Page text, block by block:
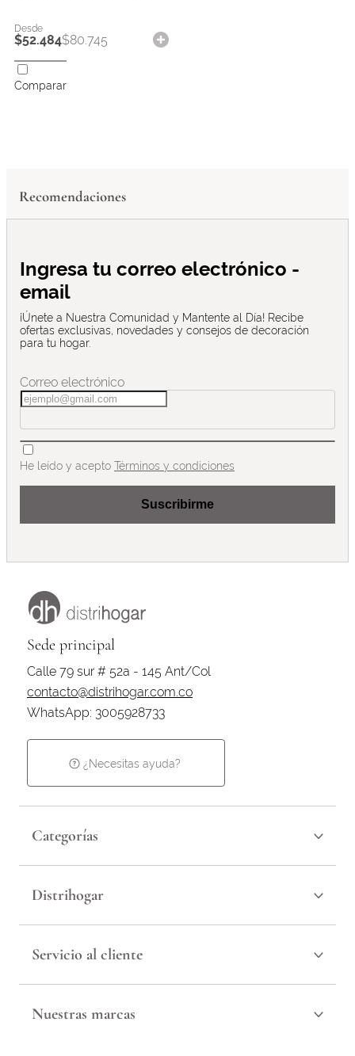
$52.484$80 745
Comparar
Recomendaciones
Ingresa tu correo electrónico -
email
¡Únete a Nuestra Comunidad y Mantente al Día! Recibe
ofertas exclusivas, novedades y consejos de decoración
para tu hogar.
Correo electrónico
He leído y acepto Términos y condiciones
Suscribirme
Sede principal
Calle 79 sur # 52a - 145 Ant/Col
contacto@distrihogar.com.co
WhatsApp: 3005928733
¿Necesitas ayuda?
Categorías
Distrihogar
Servicio al cliente
Nuestras marcas